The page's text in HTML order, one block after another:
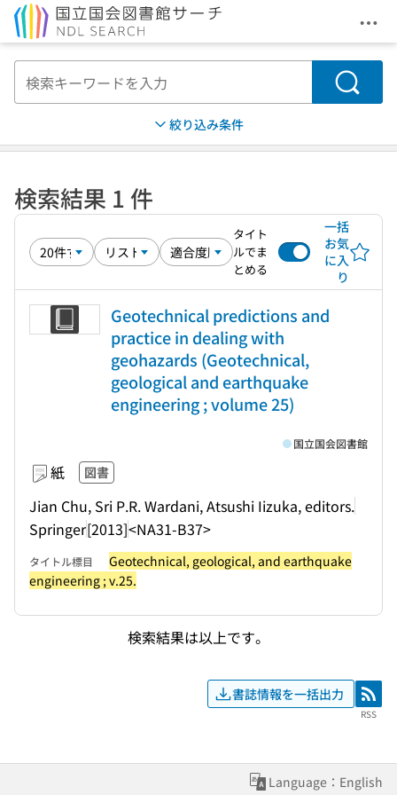
メ
検索
絞り込み条件
検索結果 1 件
タイト
ルでま
とめる
一括
お気
に入
り
Geotechnical predictions and
practice in dealing with
geohazards (Geotechnical,
geological and earthquake
engineering ; volume 25)
紙 図書
Jian Chu, Sri P.R. Wardani, Atsushi Iizuka, editors.
Springer[2013]<NA31-B37>
国立国会図書館
タイトル標目
Geotechnical, geological, and earthquake
engineering ; v.25.
検索結果は以上です。
書誌情報を一括出力 RSS
RSS
Language：English